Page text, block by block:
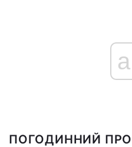
ПОГОДИННИЙ